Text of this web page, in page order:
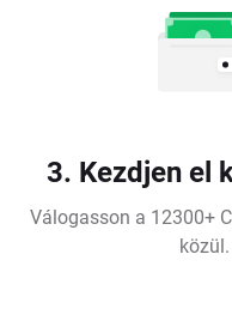
3. Kezdjen el
Válogasson a 12300+
közül.